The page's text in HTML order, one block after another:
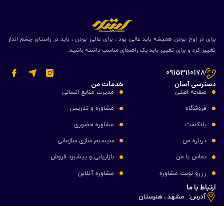
برای در اوج بودن همیشه باید عالی بود ، برای عالی بودن ، باید در راستای چشم انداز
تغییر کرد و برای تغییر باید یک راهنمای مناسب داشته باشید.
09153110178
دسترسی آسان
صفحه اصلی
فروشگاه
پادکست
درباره من
تماس با من
رزرو نوبت مشاوره
خدمات من
مدیرت منابع انسانی
مشاوره و تدریس
مشاوره حضوری
سیستم سازی سازمانی
بازاریابی و پیشبرد فروش
مشاوره آنلاین
ارتباط با ما
آدرس: مشهد ، هنرستان